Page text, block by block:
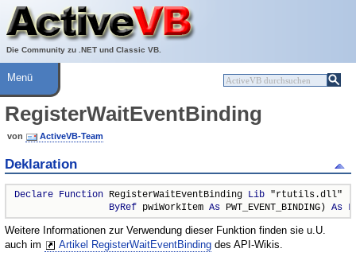
Die Community zu .NET und Classic VB.
Über ActiveVB
Hilfe
Menü
RegisterWaitEventBinding
von ActiveVB-Team
Deklaration
Declare Function RegisterWaitEventBinding Lib "rtutils.dll" (
ByRef pwiWorkItem As PWT_EVENT_BINDING) As
Weitere Informationen zur Verwendung dieser Funktion finden sie u.U.
auch im
Artikel RegisterWaitEventBinding des API-Wikis.